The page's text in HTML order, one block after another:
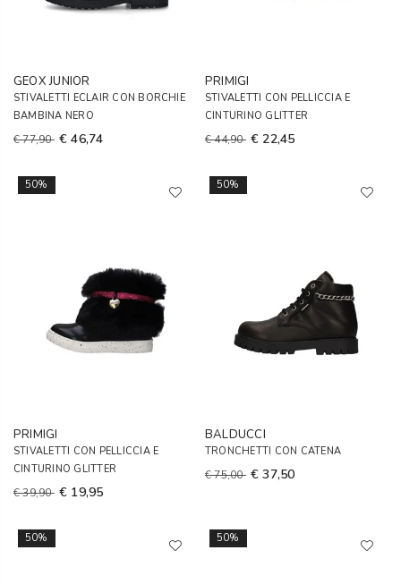
GEOX JUNIOR
STIVALETTI ECLAIR CON BORCHIE
BAMBINA NERO
€ 77,90 € 46,74
PRIMIGI
STIVALETTI CON PELLICCIA E
CINTURINO GLITTER
€ 44,90 € 22,45
50%
PRIMIGI
STIVALETTI CON PELLICCIA E
CINTURINO GLITTER
€ 39,90 € 19,95
50%
BALDUCCI
TRONCHETTI CON CATENA
€ 75,00 € 37,50
50% 50%